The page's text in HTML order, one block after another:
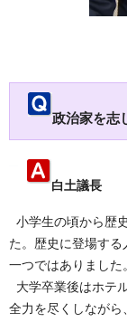
政治家を志
白土議長
小学生の頃から歴
た。歴史に登場す
一つではありました。
大学卒業後はホテ
全力を尽くしなが